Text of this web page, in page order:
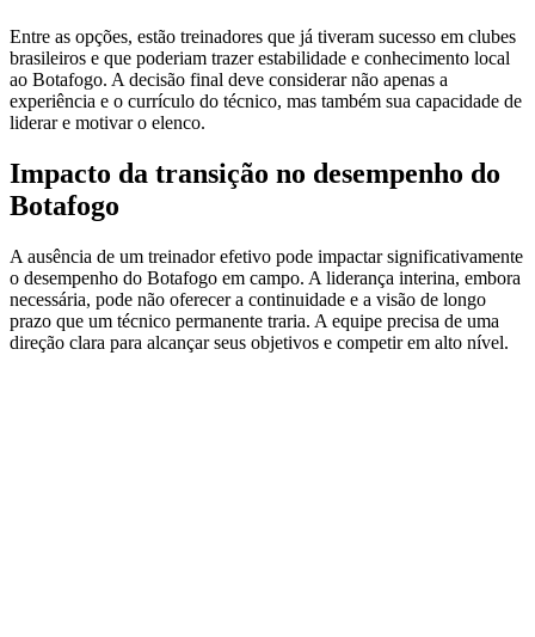
Entre as opções, estão treinadores que já tiveram sucesso em clubes
brasileiros e que poderiam trazer estabilidade e conhecimento local
ao Botafogo. A decisão final deve considerar não apenas a
experiência e o currículo do técnico, mas também sua capacidade de
liderar e motivar o elenco.
Impacto da transição no desempenho do
Botafogo
A ausência de um treinador efetivo pode impactar significativamente
o desempenho do Botafogo em campo. A liderança interina, embora
necessária, pode não oferecer a continuidade e a visão de longo
prazo que um técnico permanente traria. A equipe precisa de uma
direção clara para alcançar seus objetivos e competir em alto nível.